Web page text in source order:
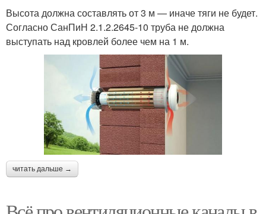
Высота должна составлять от 3 м — иначе тяги не будет.
Согласно СанПиН 2.1.2.2645-10 труба не должна
выступать над кровлей более чем на 1 м.
читать дальше →